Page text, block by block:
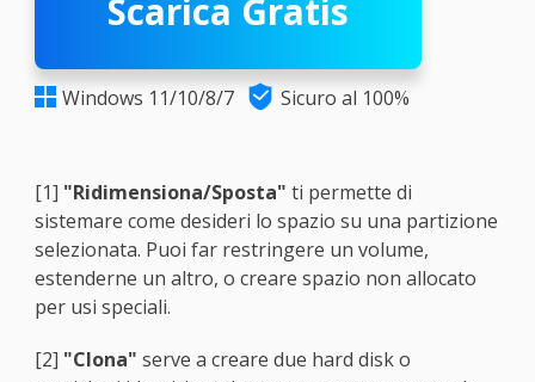
Scarica Gratis
 Windows 11/10/8/7  Sicuro al 100%
[1] "Ridimensiona/Sposta" ti permette di
sistemare come desideri lo spazio su una partizione
selezionata. Puoi far restringere un volume,
estenderne un altro, o creare spazio non allocato
per usi speciali.
[2] "Clona" serve a creare due hard disk o